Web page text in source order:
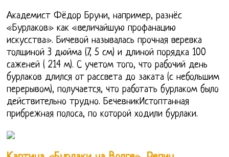
Академист Фёдор Бруни, например, разнёс
«Бурлаков» как «величайшую профанацию
искусства». Бичевой называлась прочная веревка
толщиной 3 дюйма (7, 5 см) и длиной порядка 100
саженей ( 214 м). С учетом того, что рабочий день
бурлаков длился от рассвета до заката (с небольшим
перерывом), получается, что работать бурлаком было
действительно трудно. БечевникИстоптанная
прибрежная полоса, по которой ходили бурлаки.